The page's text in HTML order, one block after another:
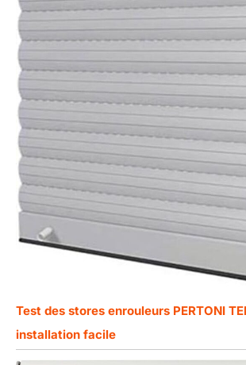
Test des stores enrouleurs PERTONI
installation facile